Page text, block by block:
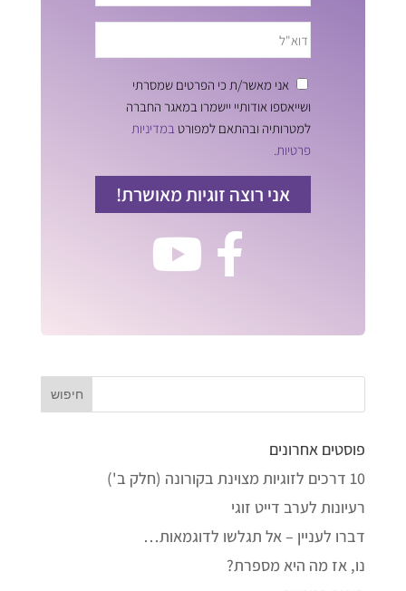
אני מאשר/ת כי הפרטים שמסרתי
ושייאספו אודותיי יישמרו במאגר החברה
למטרותיה ובהתאם למפורט במדיניות
פרטיות.
אני רוצה זוגיות מאושרת!
פוסטים אחרונים
10 דרכים לזוגיות מצוינת בקורונה (חלק ב')
רעיונות לערב דייט זוגי
דברו לעניין – אל תגלשו לדוגמאות…
נו, אז מה היא מספרת?